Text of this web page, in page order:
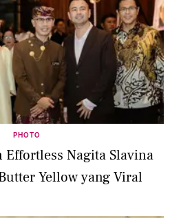
PHOTO
Effortless Nagita Slavina
Yellow yang Viral